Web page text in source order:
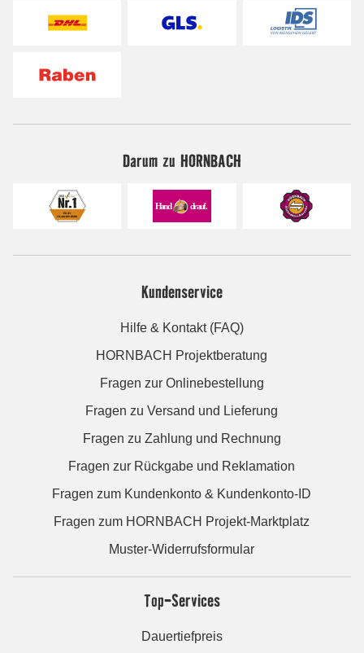
Darum zu HORNBACH
Kundenservice
Hilfe & Kontakt (FAQ)
HORNBACH Projektberatung
Fragen zur Onlinebestellung
Fragen zu Versand und Lieferung
Fragen zu Zahlung und Rechnung
Fragen zur Rückgabe und Reklamation
Fragen zum Kundenkonto & Kundenkonto-ID
Fragen zum HORNBACH Projekt-Marktplatz
Muster-Widerrufsformular
Top-Services
Dauertiefpreis